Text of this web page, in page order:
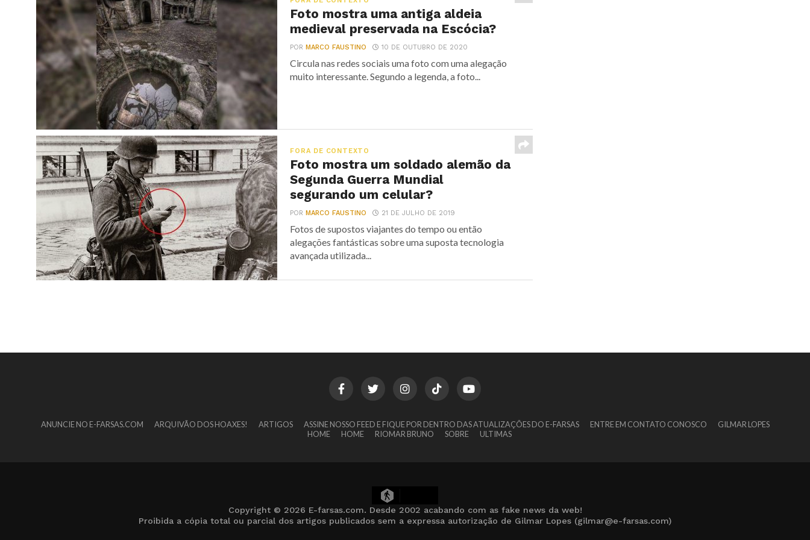
Foto mostra uma antiga aldeia
medieval preservada na Escócia?
PORMARCO FAUSTINO 10 DE OUTUBRO DE 2020
Circula nas redes sociais uma foto com uma alegação
muito interessante. Segundo a legenda, a foto...
FORA DE CONTEXTO
Foto mostra um soldado alemão da
Segunda Guerra Mundial
segurando um celular?
PORMARCO FAUSTINO 21 DE JULHO DE 2019
Fotos de supostos viajantes do tempo ou então
alegações fantásticas sobre uma suposta tecnologia
avançada utilizada...
ANUNCIE NO E-FARSAS.COM ARQUIVÃO DOS HOAXES! ARTIGOS ASSINE NOSSO FEED E FIQUE POR DENTRO DAS ATUALIZAÇÕES DO E-FARSAS ENTRE EM CONTATO CONOSCO
GILMAR LOPES
HOME
HOME RIOMAR BRUNO SOBRE ULTIMAS
Copyright © 2026 E-farsas.com. Desde 2002 acabando com as fake news da web!
Proibida a cópia total ou parcial dos artigos publicados sem a expressa autorização de Gilmar Lopes (gilmar@e-farsas.com)